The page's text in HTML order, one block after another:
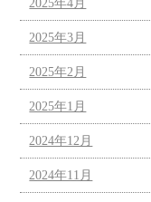
2025年4月
2025年3月
2025年2月
2025年1月
2024年12月
2024年11月